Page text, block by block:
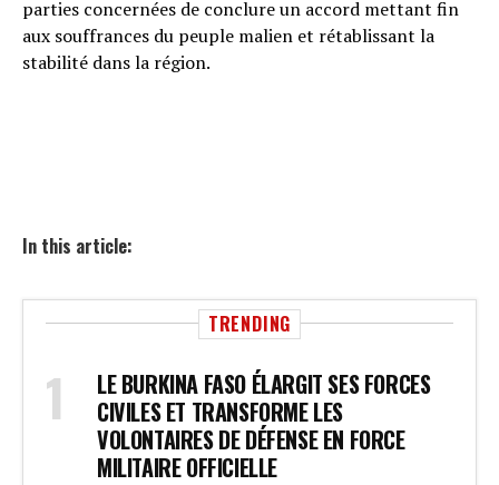
parties concernées de conclure un accord mettant fin
aux souffrances du peuple malien et rétablissant la
stabilité dans la région.
In this article:
TRENDING
LE BURKINA FASO ÉLARGIT SES FORCES
CIVILES ET TRANSFORME LES
VOLONTAIRES DE DÉFENSE EN FORCE
MILITAIRE OFFICIELLE